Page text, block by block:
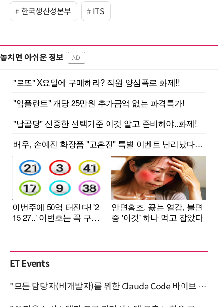
한국생산성본부 ITS
놓치면 아쉬운 정보 AD
ET Events
"모든 담당자(비개발자)를 위한 Claude Code 바이브 코딩 2-day 부트캠프" 9월 16~17일 개최